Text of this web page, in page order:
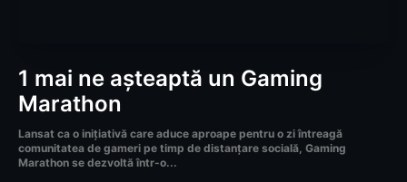
1 mai ne așteaptă un Gaming
Marathon
Lansat ca o inițiativă care aduce aproape pentru o zi întreagă
comunitatea de gameri pe timp de distanțare socială, Gaming
Marathon se dezvoltă într-o...